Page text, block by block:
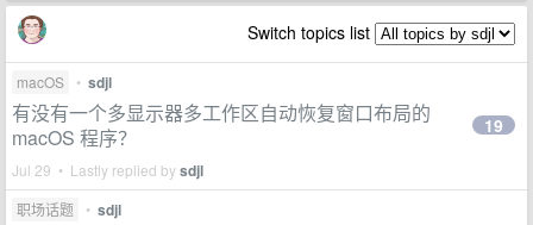
Switch topics list
macOS • sdjl
有没有一个多显示器多工作区自动恢复窗口布局的
macOS 程序？
Jul 29 • Lastly replied bysdjl
19
职场话题 • sdjl